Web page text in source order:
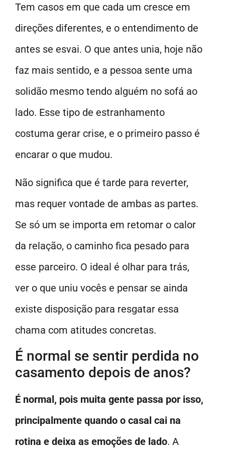
Tem casos em que cada um cresce em
direções diferentes, e o entendimento de
antes se esvai. O que antes unia, hoje não
faz mais sentido, e a pessoa sente uma
solidão mesmo tendo alguém no sofá ao
lado. Esse tipo de estranhamento
costuma gerar crise, e o primeiro passo é
encarar o que mudou.
Não significa que é tarde para reverter,
mas requer vontade de ambas as partes.
Se só um se importa em retomar o calor
da relação, o caminho fica pesado para
esse parceiro. O ideal é olhar para trás,
ver o que uniu vocês e pensar se ainda
existe disposição para resgatar essa
chama com atitudes concretas.
É normal se sentir perdida no
casamento depois de anos?
É normal, pois muita gente passa por isso,
principalmente quando o casal cai na
rotina e deixa as emoções de lado. A